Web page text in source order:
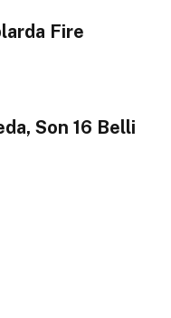
Fire
Son 16 Belli